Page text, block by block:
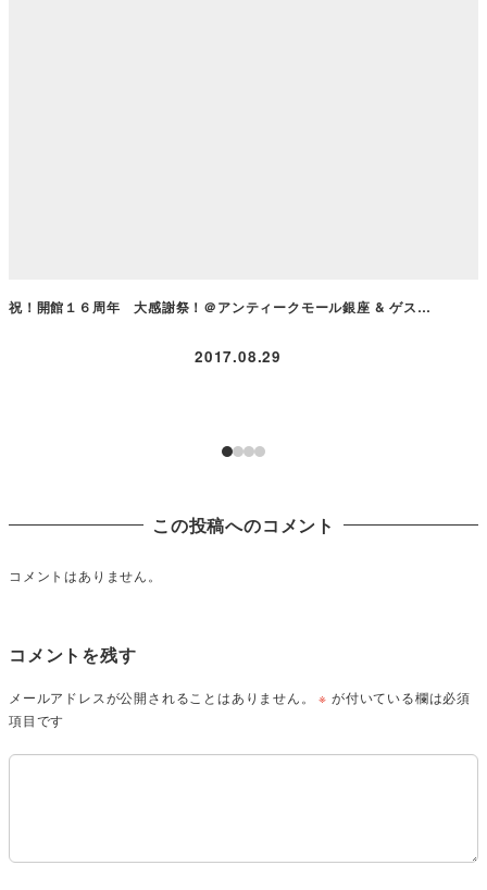
祝！開館１６周年 大感謝祭！＠アンティークモール銀座 & ゲス…
2017.08.29
この投稿へのコメント
コメントはありません。
コメントを残す
メールアドレスが公開されることはありません。 ※ が付いている欄は必須
項目です